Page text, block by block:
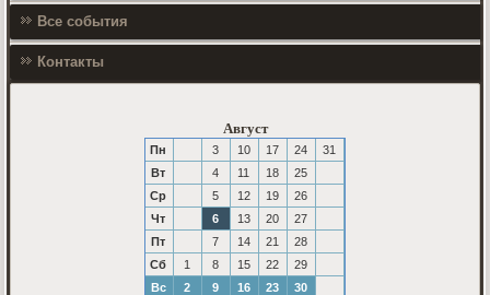
Все события
Контакты
Август
Пн 3 10 17 24
31
Вт
4 11 18
25
Ср
5 12 19
26
Чт
6 13 20
27
Пт
7 14 21
28
Сб
1 8 15 22
29
Вс
2 9 16 23 30